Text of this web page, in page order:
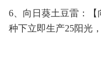
6、向日葵土豆雷：【
种下立即生产25阳光